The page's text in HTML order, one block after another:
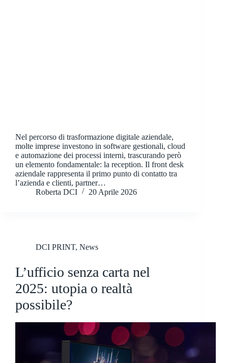
Nel percorso di trasformazione digitale aziendale,
molte imprese investono in software gestionali, cloud
e automazione dei processi interni, trascurando però
un elemento fondamentale: la reception. Il front desk
aziendale rappresenta il primo punto di contatto tra
l’azienda e clienti, partner…
Roberta DCI
20 Aprile 2026
DCI PRINT, News
L’ufficio senza carta nel
2025: utopia o realtà
possibile?